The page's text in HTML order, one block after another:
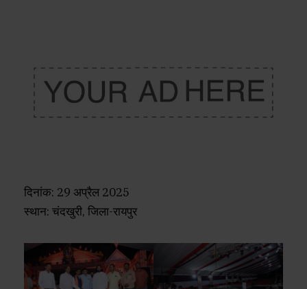
दिनांक: 29 अप्रैल 2025
स्थान: चंदखुरी, जिला-रायपुर